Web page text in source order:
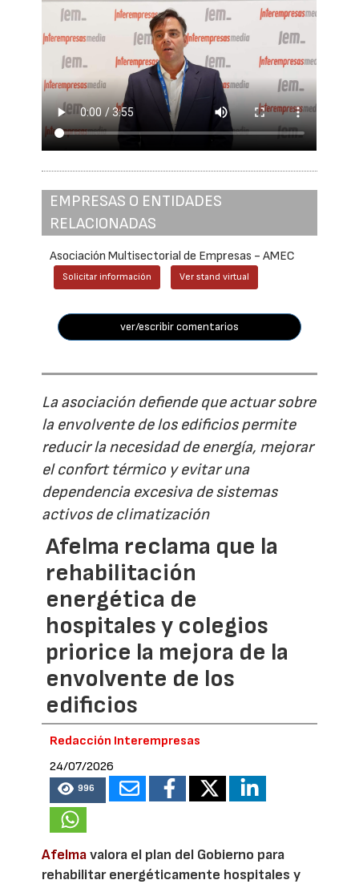
EMPRESAS O ENTIDADES
RELACIONADAS
Asociación Multisectorial de Empresas - AMEC
Solicitar información Ver stand virtual
ver/escribir comentarios
La asociación defiende que actuar sobre
la envolvente de los edificios permite
reducir la necesidad de energía, mejorar
el confort térmico y evitar una
dependencia excesiva de sistemas
activos de climatización
Afelma reclama que la
rehabilitación
energética de
hospitales y colegios
priorice la mejora de la
envolvente de los
edificios
Redacción Interempresas
24/07/2026
996
Afelmavalora el plan del Gobierno para
rehabilitar energéticamente hospitales y